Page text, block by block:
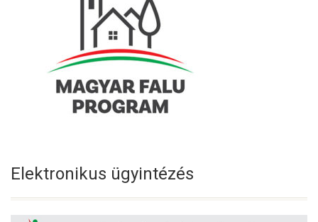
Elektronikus ügyintézés